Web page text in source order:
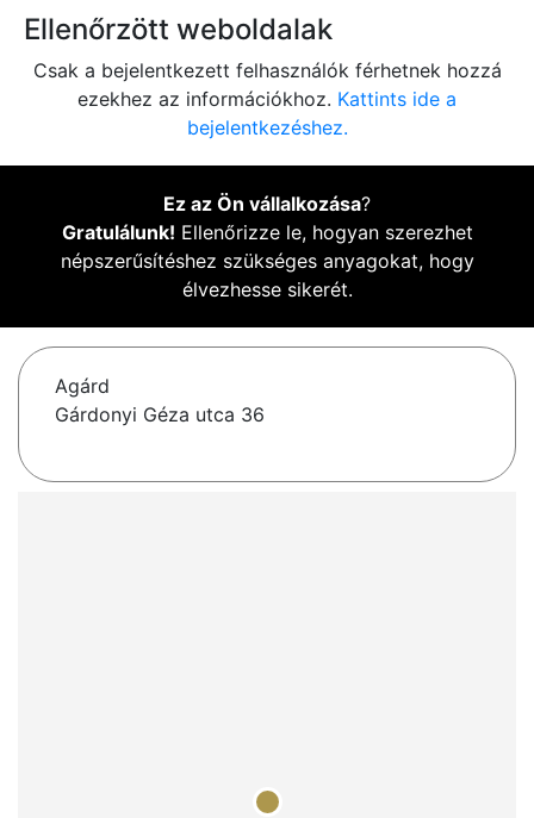
Ellenőrzött weboldalak
Csak a bejelentkezett felhasználók férhetnek hozzá
ezekhez az információkhoz. Kattints ide a
bejelentkezéshez.
Ez az Ön vállalkozása?
Gratulálunk! Ellenőrizze le, hogyan szerezhet
népszerűsítéshez szükséges anyagokat, hogy
élvezhesse sikerét.
Agárd
Gárdonyi Géza utca 36